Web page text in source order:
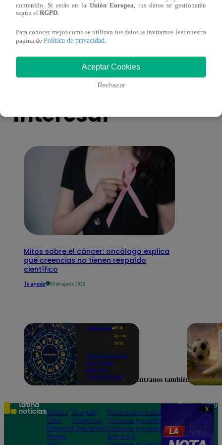
X
más unidas que nunca?
También te puede
interesar
Mitos sobre el cáncer: oncólogo explica
qué creencias no tienen respaldo
científico
Te ayudo 08 de agosto 2026
Tendencias 08 de
agosto
2026
Horóscopo de
HOY, 8 de
agosto:
¿cómo te irá
contenido. Si estás en la Unión Europea, tus datos se gestionarán
según el RGPD.
Para conocer mejor como se utilizan tus datos te invitamos leer nuestra
pagina de Política de privacidad.
Aceptar Cookies
Rechazar
Encuéntranos también en
Política
Lima
Deportes
Mundo
Te ayudo
Tendencias
Espectáculos
Política de privacidad
Términos y condiciones
Términos y condiciones
aplicación
Teléfono: 219
Av. San
Felipe 968
Jesús María